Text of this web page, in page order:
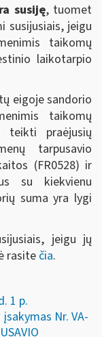
susiję, tuomet
susijusiais, jeigu
taikomų
laikotarpio
eigoje sandorio
taikomų
teikti praėjusių
tarpusavio
(FR0528) ir
su kiekvienu
suma yra lygi
jeigu jų
rasite čia.
1 p.
Nr. VA-